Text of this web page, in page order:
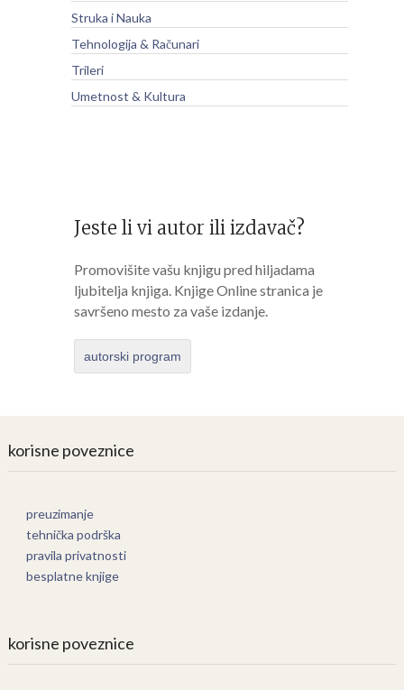
Struka i Nauka
Tehnologija & Računari
Trileri
Umetnost & Kultura
Jeste li vi autor ili izdavač?
Promovišite vašu knjigu pred hiljadama
ljubitelja knjiga. Knjige Online stranica je
savršeno mesto za vaše izdanje.
autorski program
korisne poveznice
preuzimanje
tehnička podrška
pravila privatnosti
besplatne knjige
korisne poveznice